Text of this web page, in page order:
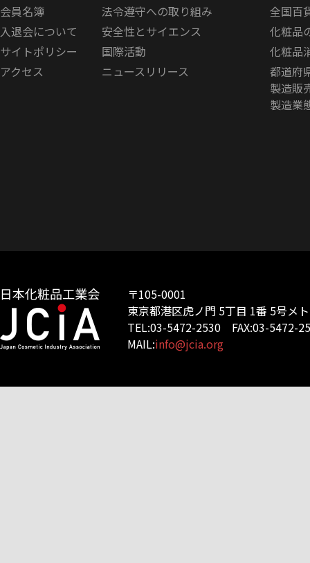
会員名簿
入退会について
サイトポリシー
アクセス
法令遵守への取り組み
安全性とサイエンス
国際活動
ニュースリリース
全国百
化粧品
化粧品
都道府
製造販
製造業
〒105-0001
東京都港区虎ノ門 5丁目 1番 5号メ
TEL:03-5472-2530 FAX:03-5472-
MAIL:info@jcia.org